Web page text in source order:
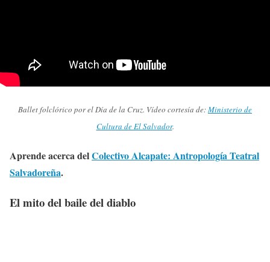
Ballet folclórico por el Día de la Cruz. Vídeo cortesía de:Ministerio de
Cultura de El Salvador.
Aprende acerca delColectivo Alcapate: Antropología Teatral
Salvadoreña.
El mito del baile del diablo